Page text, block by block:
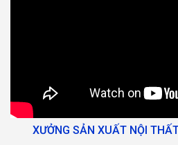
XƯỞNG SẢN XUẤT NỘI